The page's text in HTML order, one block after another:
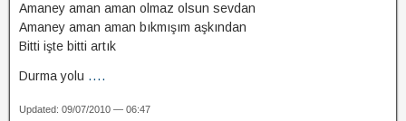
Amaney aman aman olmaz olsun sevdan
Amaney aman aman bıkmışım aşkından
Bitti işte bitti artık
Durma yolu ....
Updated: 09/07/2010 — 06:47